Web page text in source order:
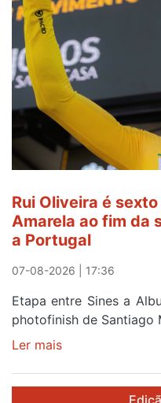
ser
do
gaiense
Rui
Oliveira
após
quinto
lugar
Beja
e
Elvas
Rui Oliveira é
Amarela ao fim da
a Portugal
07-08-2026 | 17:36
Etapa entre Sines a
photofinish de Santiago
Ler mais